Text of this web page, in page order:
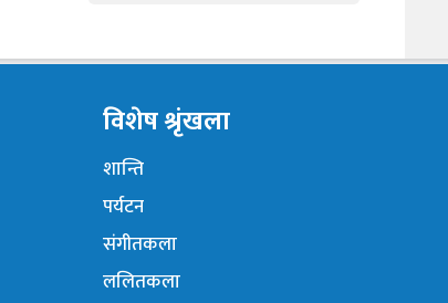
विशेष श्रृंखला
शान्ति
पर्यटन
संगीतकला
ललितकला